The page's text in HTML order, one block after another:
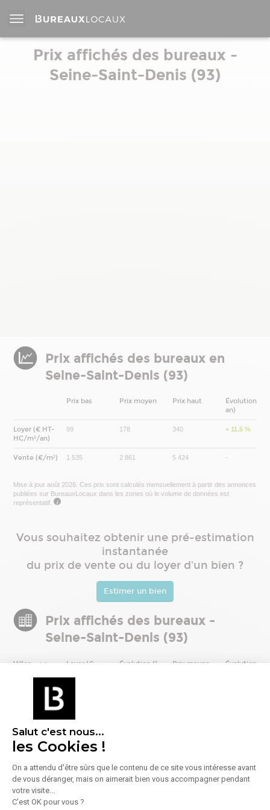
Salut c'est nous...
les Cookies !
On a attendu d'être sûrs que le contenu de ce site vous intéresse avant
de vous déranger, mais on aimerait bien vous accompagner pendant
votre visite...
C'est OK pour vous ?
Prix affichés des bureaux -
Seine-Saint-Denis (93)
Prix affichés des bureaux en
Seine-Saint-Denis (93)
Prix bas Prix moyen Prix haut
Évolution (1
an)
Loyer (€ HT-
HC/m²/an)
99 178 340 + 11.5 %
Vente (€/m²) 1 535 2 861 5 424 -
Mise à jour août 2026. Ces prix sont calculés mensuellement à partir des annonces
publiées sur BureauxLocaux dans les zones où le volume de données est
représentatif.
i
Vous souhaitez obtenir une pré-estimation
instantanée
du prix de vente ou du loyer d'un bien ?
Estimer un bien
Prix affichés des bureaux -
Seine-Saint-Denis (93)
Villes
Loyer (€
Évolution (1
Prix moyen
Évolution (1
Mise à jour août 2026. Ces prix sont calculés mensuellement à partir des annonces
publiées sur BureauxLocaux dans les zones où le volume de données est
représentatif. i
Prix affichés des bureaux par
département